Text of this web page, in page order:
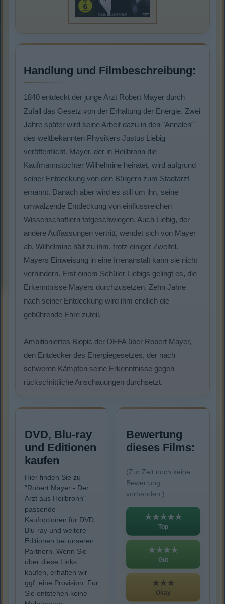
Handlung und Filmbeschreibung:
1840 entdeckt der junge Arzt Robert Mayer durch
Zufall das Gesetz von der Erhaltung der Energie. Zwei
Jahre später wird seine Arbeit dazu in den "Annalen"
des weltbekannten Physikers Justus Liebig
veröffentlicht. Mayer, der in Heilbronn die
Kaufmannstochter Wilhelmine heiratet, wird aufgrund
seiner Entdeckung von den Bürgern zum Stadtarzt
ernannt. Danach aber wird es still um ihn, seine
umwälzende Entdeckung von einflussreichen
Wissenschaftlern totgeschwiegen. Auch Liebig, der
andere Auffassungen vertritt, wendet sich von Mayer
ab. Wilhelmine hält zu ihm, trotz einiger Zweifel.
Mayers Einweisung in eine Irrenanstalt kann sie nicht
verhindern. Erst einem Schüler Liebigs gelingt es, die
Erkenntnisse Mayers durchzusetzen. Zehn Jahre
nach seiner Entdeckung wird ihm endlich die
gebührende Ehre zuteil.
Ambitioniertes Biopic der DEFA über Robert Mayer,
den Entdecker des Energiegesetzes, der nach
schweren Kämpfen seine Erkenntnisse gegen
rückschrittliche Anschauungen durchsetzt.
DVD, Blu-ray
und Editionen
kaufen
Hier finden Sie zu
"Robert Mayer - Der
Arzt aus Heilbronn"
passende
Kaufoptionen für DVD,
Blu-ray und weitere
Editionen bei unseren
Partnern. Wenn Sie
über diese Links
kaufen, erhalten wir
ggf. eine Provision. Für
Sie entstehen keine
Bewertung
dieses Films:
(Zur Zeit noch keine
Bewertung
vorhanden.)
★★★★★
Top
★★★★
Gut
★★★
Okay